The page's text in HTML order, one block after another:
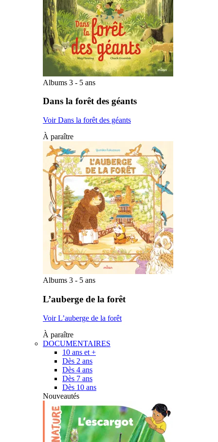
Albums 3 - 5 ans
Dans la forêt des géants
Voir Dans la forêt des géants
À paraître
Albums 3 - 5 ans
L’auberge de la forêt
Voir L’auberge de la forêt
À paraître
DOCUMENTAIRES
10 ans et +
Dès 2 ans
Dès 4 ans
Dès 7 ans
Dès 10 ans
Nouveautés